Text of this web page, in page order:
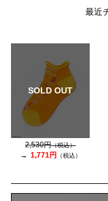
最近
SOLD OUT
2,530円（税込）
1,771円 （税込）